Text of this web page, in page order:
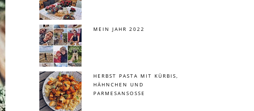
MEIN JAHR 2022
HERBST PASTA MIT KÜRBIS,
HÄHNCHEN UND
PARMESANSOSSE